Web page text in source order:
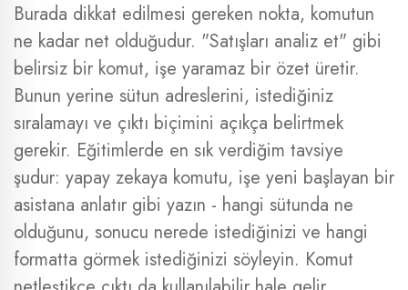
Burada dikkat edilmesi gereken nokta, komutun
ne kadar net olduğudur. "Satışları analiz et" gibi
belirsiz bir komut, işe yaramaz bir özet üretir.
Bunun yerine sütun adreslerini, istediğiniz
sıralamayı ve çıktı biçimini açıkça belirtmek
gerekir. Eğitimlerde en sık verdiğim tavsiye
şudur: yapay zekaya komutu, işe yeni başlayan bir
asistana anlatır gibi yazın - hangi sütunda ne
olduğunu, sonucu nerede istediğinizi ve hangi
formatta görmek istediğinizi söyleyin. Komut